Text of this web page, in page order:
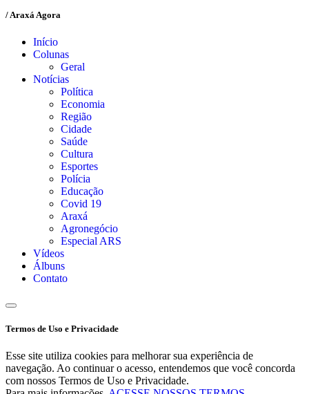
/ Araxá Agora
Início
Colunas
Geral
Notícias
Política
Economia
Região
Cidade
Saúde
Cultura
Esportes
Polícia
Educação
Covid 19
Araxá
Agronegócio
Especial ARS
Vídeos
Álbuns
Contato
Termos de Uso e Privacidade
Esse site utiliza cookies para melhorar sua experiência de
navegação. Ao continuar o acesso, entendemos que você concorda
com nossos Termos de Uso e Privacidade.